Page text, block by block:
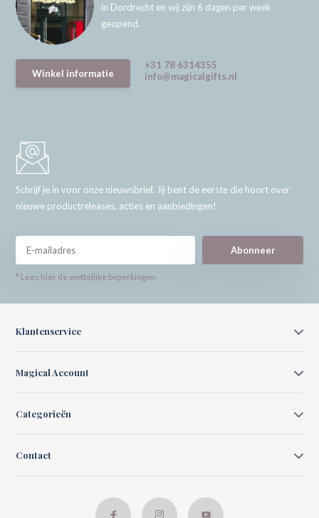
in Dordrecht en wij zijn 6 dagen per week
geopend.
Winkel informatie
+31 78 6314355
info@magicalgifts.nl
Schrijf je in voor onze nieuwsbrief. Jij bent de eerste die hoort over
nieuwe productreleases, acties en aanbiedingen!
Abonneer
* Lees hier de wettelijke beperkingen
Klantenservice
Magical Account
Categorieën
Contact